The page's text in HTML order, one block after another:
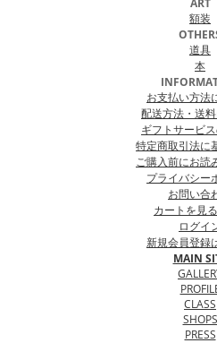
ART
額装
道具
本
お支払い方法
配送方法・送
ギフトサービ
特定商取引法に
ご購入前にお読
プライバシー
お問い合
カートを見る
ログイ
新規会員登録
MAIN
CLASS
SHOPS
PRESS